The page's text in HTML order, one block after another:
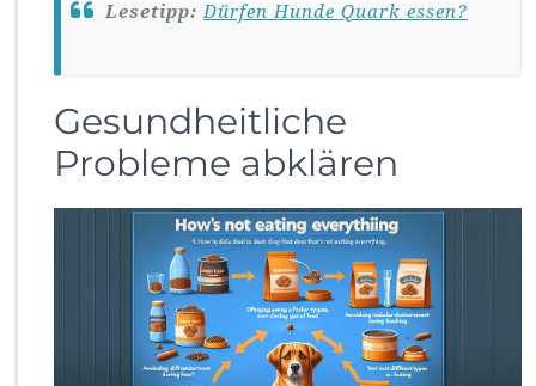
Lesetipp:Dürfen Hunde Quark essen?
Gesundheitliche
Probleme abklären